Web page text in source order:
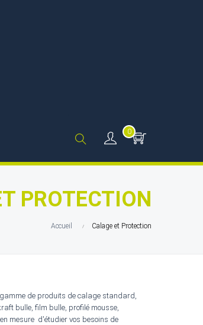
0
PROTECTION
Accueil Calage et Protection
de produits de calage standard,
bulle, film bulle, profilé mousse,
mesure d'étudier vos besoins de